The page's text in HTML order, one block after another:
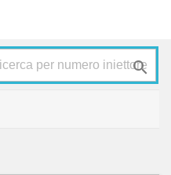
